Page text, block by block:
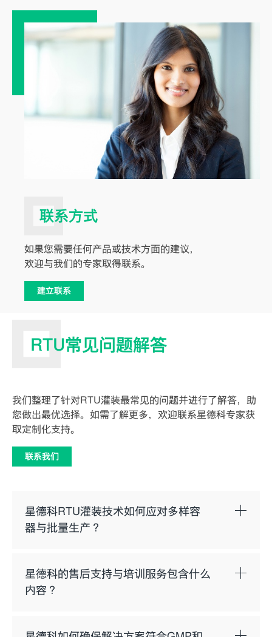
联系方式
如果您需要任何产品或技术方面的建议，
欢迎与我们的专家取得联系。
建立联系
RTU常见问题解答
我们整理了针对RTU灌装最常见的问题并进行了解答，助
您做出最优选择。如需了解更多，欢迎联系星德科专家获
取定制化支持。
联系我们
星德科RTU灌装技术如何应对多样容
器与批量生产？
等多种容器，支持从大批量到小批量的灵活生
产。模块化设计实现快速换型，确保高效应对
星德科的售后支持与培训服务包含什么
内容？
安装后平稳运行。专业服务团队提供维护、故